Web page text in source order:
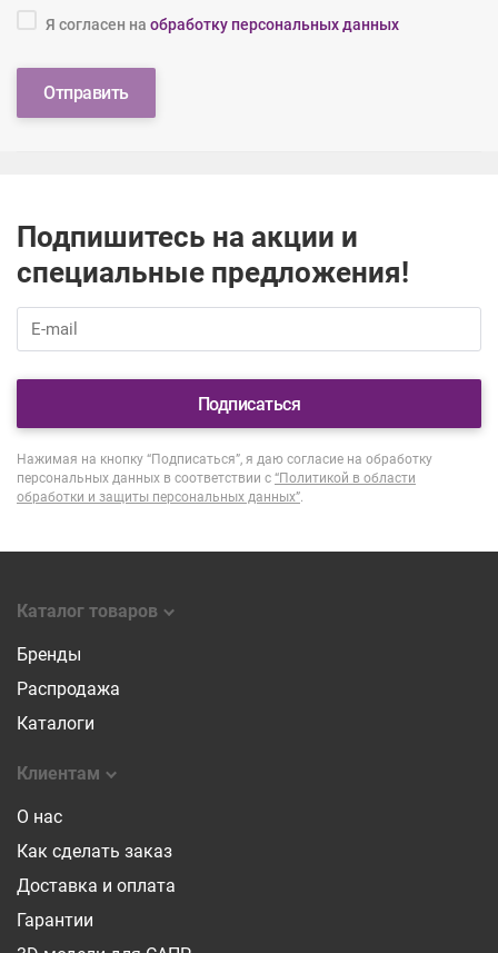
Я согласен на обработку персональных данных
Отправить
Подпишитесь на акции и
специальные предложения!
Подписаться
Нажимая на кнопку “Подписаться”, я даю согласие на обработку
персональных данных в соответствии с “Политикой в области
обработки и защиты персональных данных”
Каталог товаров
Бренды
Распродажа
Каталоги
Клиентам
О нас
Как сделать заказ
Доставка и оплата
Гарантии